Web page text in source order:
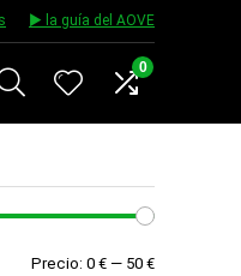
▶️ la guía del AOVE
0
Precio
Precio
Precio: 0 € — 50 €